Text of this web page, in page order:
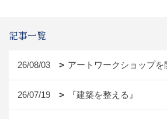
記事一覧
26/08/03 アートワークショップを
26/07/19 『建築を整える』